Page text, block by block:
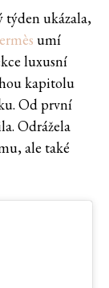
týden ukázala,
umí
luxusní
kapitolu
Od první
Odrážela
ale také